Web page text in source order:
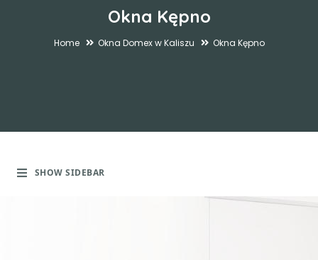
Okna Kępno
Home Okna Domex w Kaliszu Okna Kępno
SHOW SIDEBAR